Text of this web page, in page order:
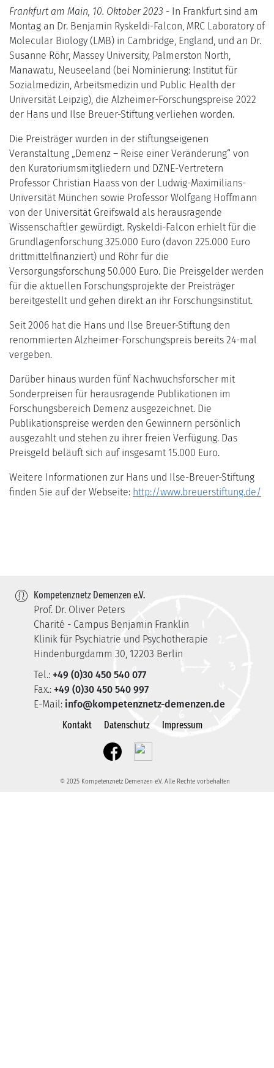
Frankfurt am Main, 10. Oktober 2023 - In Frankfurt sind am
Montag an Dr. Benjamin Ryskeldi-Falcon, MRC Laboratory of
Molecular Biology (LMB) in Cambridge, England, und an Dr.
Susanne Röhr, Massey University, Palmerston North,
Manawatu, Neuseeland (bei Nominierung: Institut für
Sozialmedizin, Arbeitsmedizin und Public Health der
Universität Leipzig), die Alzheimer-Forschungspreise 2022
der Hans und Ilse Breuer-Stiftung verliehen worden.
Die Preisträger wurden in der stiftungseigenen
Veranstaltung „Demenz – Reise einer Veränderung“ von
den Kuratoriumsmitgliedern und DZNE-Vertretern
Professor Christian Haass von der Ludwig-Maximilians-
Universität München sowie Professor Wolfgang Hoffmann
von der Universität Greifswald als herausragende
Wissenschaftler gewürdigt. Ryskeldi-Falcon erhielt für die
Grundlagenforschung 325.000 Euro (davon 225.000 Euro
drittmittelfinanziert) und Röhr für die
Versorgungsforschung 50.000 Euro. Die Preisgelder werden
für die aktuellen Forschungsprojekte der Preisträger
bereitgestellt und gehen direkt an ihr Forschungsinstitut.
Seit 2006 hat die Hans und Ilse Breuer-Stiftung den
renommierten Alzheimer-Forschungspreis bereits 24-mal
vergeben.
Darüber hinaus wurden fünf Nachwuchsforscher mit
Sonderpreisen für herausragende Publikationen im
Forschungsbereich Demenz ausgezeichnet. Die
Publikationspreise werden den Gewinnern persönlich
ausgezahlt und stehen zu ihrer freien Verfügung. Das
Preisgeld beläuft sich auf insgesamt 15.000 Euro.
Weitere Informationen zur Hans und Ilse-Breuer-Stiftung
finden Sie auf der Webseite: http://www.breuerstiftung.de/
Kompetenznetz Demenzen e.V.
Prof. Dr. Oliver Peters
Charité - Campus Benjamin Franklin
Klinik für Psychiatrie und Psychotherapie
Hindenburgdamm 30, 12203 Berlin
Tel.: +49 (0)30 450 540 077
Fax.: +49 (0)30 450 540 997
E-Mail: info@kompetenznetz-demenzen.de
Kontakt
Datenschutz Impressum
© 2025 Kompetenznetz Demenzen e.V. Alle Rechte vorbehalten